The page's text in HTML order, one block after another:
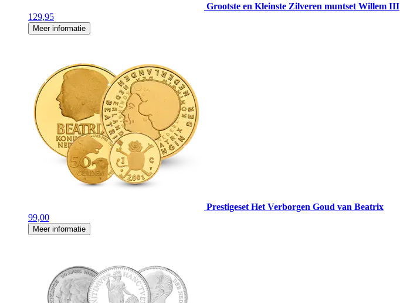
Grootste en Kleinste Zilveren muntset Willem III
129,95
Meer informatie
Prestigeset Het Verborgen Goud van Beatrix
99,00
Meer informatie